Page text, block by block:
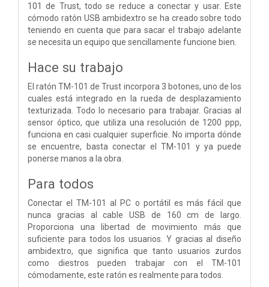
101 de Trust, todo se reduce a conectar y usar. Este
cómodo ratón USB ambidextro se ha creado sobre todo
teniendo en cuenta que para sacar el trabajo adelante
se necesita un equipo que sencillamente funcione bien.
Hace su trabajo
El ratón TM-101 de Trust incorpora 3 botones, uno de los
cuales está integrado en la rueda de desplazamiento
texturizada. Todo lo necesario para trabajar. Gracias al
sensor óptico, que utiliza una resolución de 1200 ppp,
funciona en casi cualquier superficie. No importa dónde
se encuentre, basta conectar el TM-101 y ya puede
ponerse manos a la obra.
Para todos
Conectar el TM-101 al PC o portátil es más fácil que
nunca gracias al cable USB de 160 cm de largo.
Proporciona una libertad de movimiento más que
suficiente para todos los usuarios. Y gracias al diseño
ambidextro, que significa que tanto usuarios zurdos
como diestros pueden trabajar con el TM-101
cómodamente, este ratón es realmente para todos.